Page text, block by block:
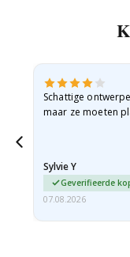
Schattige
maar ze moeten
beetje…
Sylvie Y
Geverifieerde
07.08.2026